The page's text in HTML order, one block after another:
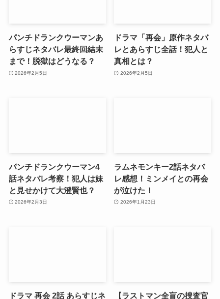
パンチドランクウーマンあ
らすじネタバレ最終回結末
まで！脱獄はどうなる？
2026年2月5日
ドラマ「再会」原作ネタバ
レとあらすじ全話！犯人と
真相とは？
2026年2月5日
パンチドランクウーマン4
話ネタバレ考察！犯人は妹
と見せかけて大澄賢也？
2026年2月3日
ラムネモンキー2話ネタバ
レ感想！ミンメイとの再会
が泣けた！
2026年1月23日
ドラマ 再会 2話 あらすじネ
【ラストマン全盲の捜査官